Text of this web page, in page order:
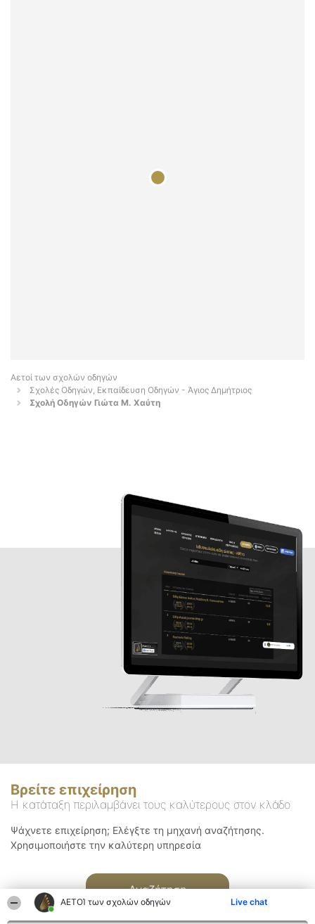
ΑΕΤΟΊ των σχολών οδηγών Live chat
Αετοί των σχολών οδηγών
Σχολές Οδηγών, Εκπαίδευση Οδηγών - Άγιος Δημήτριος
Σχολή Οδηγών Γιώτα Μ. Χαύτη
Βρείτε επιχείρηση
Η κατάταξη περιλαμβάνει τους καλύτερους στον κλάδο
Ψάχνετε επιχείρηση; Ελέγξτε τη μηχανή αναζήτησης.
Χρησιμοποιήστε την καλύτερη υπηρεσία
Αναζήτηση